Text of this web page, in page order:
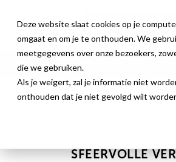
Deze website slaat cookies op je
omgaat en om je te onthouden. We
meetgegevens over onze bezoekers,
die we gebruiken.
Als je weigert, zal je informatie niet
onthouden dat je niet gevolgd wilt
LED
SFEERVOLLE